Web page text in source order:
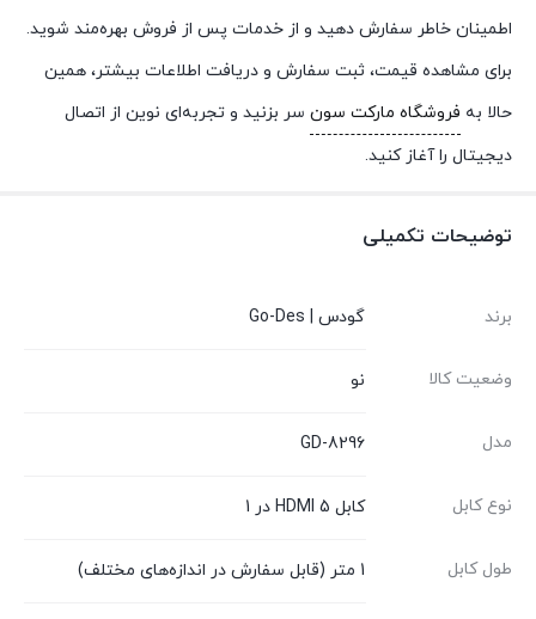
اطمینان خاطر سفارش دهید و از خدمات پس از فروش بهره‌مند شوید.
برای مشاهده قیمت، ثبت سفارش و دریافت اطلاعات بیشتر، همین
حالا به فروشگاه مارکت سون سر بزنید و تجربه‌ای نوین از اتصال
دیجیتال را آغاز کنید.
توضیحات تکمیلی
برند گودس | Go-Des
وضعیت کالا نو
مدل GD-8296
نوع کابل کابل HDMI 5 در 1
طول کابل 1 متر (قابل سفارش در اندازه‌های مختلف)